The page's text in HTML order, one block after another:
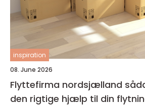
inspiration
08. June 2026
Flyttefirma nordsjælland sådan vælger du
den rigtige hjælp til din